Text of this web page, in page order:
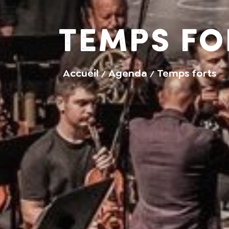
Temps
Accueil Agenda Temps forts